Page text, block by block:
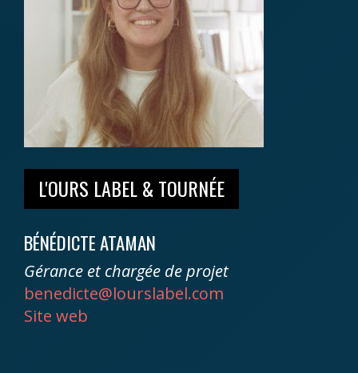
L'OURS LABEL & TOURNÉE
BÉNÉDICTE ATAMAN
Gérance et chargée de projet
benedicte@lourslabel.com
Site web